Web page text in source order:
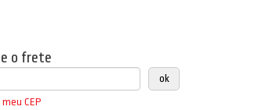
o frete
CEP